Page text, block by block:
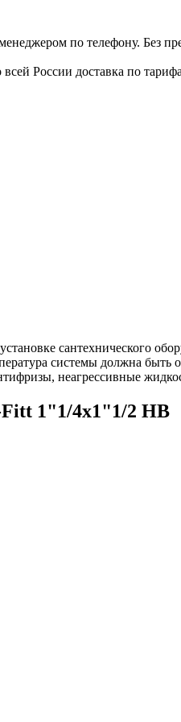
по телефону. Без
России доставка по
сантехнического
системы должна быть
неагрессивные
Fitt 1"1/4x1"1/2 НВ